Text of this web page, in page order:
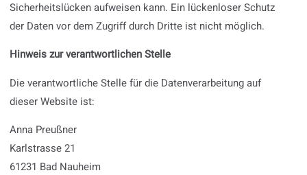
Sicherheitslücken aufweisen kann. Ein lückenloser Schutz
der Daten vor dem Zugriff durch Dritte ist nicht möglich.
Hinweis zur verantwortlichen Stelle
Die verantwortliche Stelle für die Datenverarbeitung auf
dieser Website ist:
Anna Preußner
Karlstrasse 21
61231 Bad Nauheim